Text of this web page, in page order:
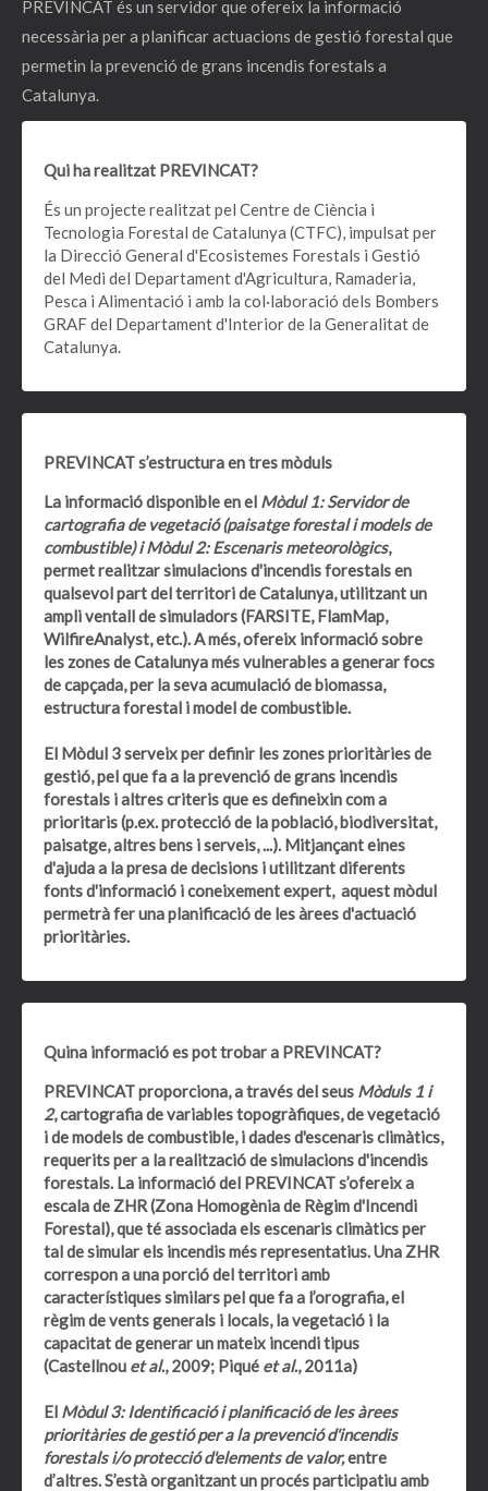
PREVINCAT és un servidor que ofereix la informació
necessària per a planificar actuacions de gestió forestal que
permetin la prevenció de grans incendis forestals a
Catalunya.
Qui ha realitzat PREVINCAT?
És un projecte realitzat pel Centre de Ciència i
Tecnologia Forestal de Catalunya (CTFC), impulsat per
la Direcció General d'Ecosistemes Forestals i Gestió
del Medi del Departament d'Agricultura, Ramaderia,
Pesca i Alimentació i amb la col·laboració dels Bombers
GRAF del Departament d'Interior de la Generalitat de
Catalunya.
PREVINCAT s’estructura entres mòduls
La informació disponible en el Mòdul 1: Servidor de
cartografia de vegetació (paisatge forestal i models de
combustible) i Mòdul 2: Escenaris meteorològics,
permet realitzarsimulacions d'incendis forestals en
qualsevol part del territori de Catalunya, utilitzant un
ampli ventall de simuladors (FARSITE, FlamMap,
WilfireAnalyst, etc.). A més, ofereix informació sobre
les zones de Catalunya més vulnerables a generar focs
de capçada, per la seva acumulació de biomassa,
estructura forestal i model de combustible.
El Mòdul 3serveix per definir les zones prioritàries de
gestió, pel que fa a la prevenció de grans incendis
forestals i altres criterisque es defineixin com a
prioritaris (p.ex. protecció de la població, biodiversitat,
paisatge, altres bens i serveis, ...). Mitjançant eines
d'ajuda a la presa de decisions i utilitzant diferents
fonts d'informació i coneixement expert, aquest mòdul
permetrà fer una planificació de les àrees d'actuació
prioritàries.
Quina informació es pot trobar a PREVINCAT?
PREVINCAT proporciona, a través del seus Mòduls 1 i
2, cartografia de variables topogràfiques, de vegetació
i de models de combustible, i dades d'escenaris climàtics,
requerits per a la realització de simulacions d'incendis
forestals. La informació del PREVINCAT s’ofereix a
escala de ZHR (Zona Homogènia de Règim d'Incendi
Forestal), que té associada els escenaris climàtics per
tal de simular els incendis més representatius. Una ZHR
correspon a una porció del territori amb
característiques similars pel que fa a l’orografia, el
règim de vents generals i locals, la vegetació i la
capacitat de generar un mateix incendi tipus
(Castellnou et al., 2009; Piqué et al., 2011a)
El Mòdul 3: Identificació i planificació de les àrees
prioritàries de gestió per a la prevenció d'incendis
forestals i/o protecció d'elements de valor,entre
d’altres.S’està organitzant unprocés participatiuamb